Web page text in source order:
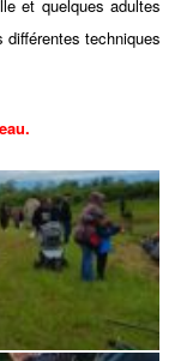
et quelques adultes
techniques